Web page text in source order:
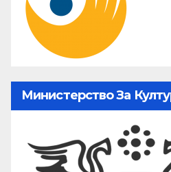
Министерство За